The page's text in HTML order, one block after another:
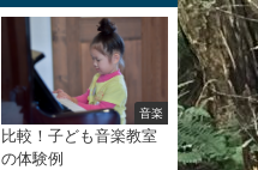
音楽
比較！子ども音楽教室
の体験例